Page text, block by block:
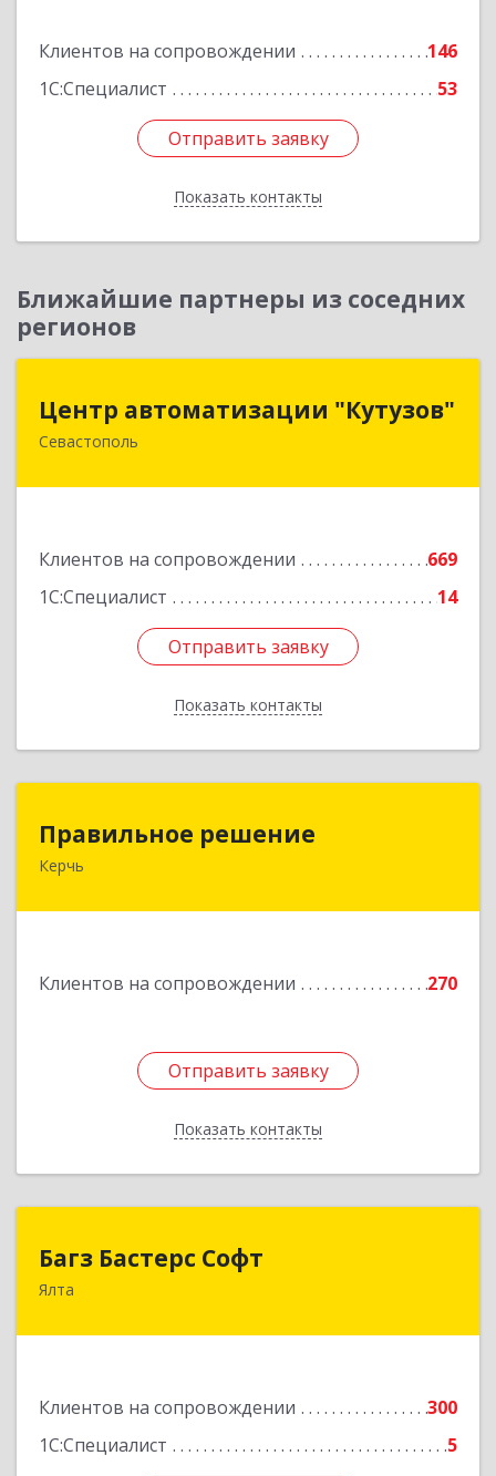
Клиентов на сопровождении
146
1С:Специалист
53
Отправить заявку
Показать контакты
Отправить заявку
Назад
Ближайшие партнеры из соседних
регионов
Центр автоматизации "Кутузов"
Севастополь
Клиентов на сопровождении
669
1С:Специалист
14
Отправить заявку
Показать контакты
299011, Севастополь г, Генерала Петрова ул,
Отправить заявку
Назад
Правильное решение
Керчь
Клиентов на сопровождении 270
Отправить заявку
Показать контакты
298330, Крым Респ, Керчь г, Адмиралтейский
Отправить заявку
Назад
Багз Бастерс Софт
Ялта
Клиентов на сопровождении
300
1С:Специалист
5
Багз Бастерс Софт
298603, Крым Респ, Ялта г, Свердлова ул, дом №